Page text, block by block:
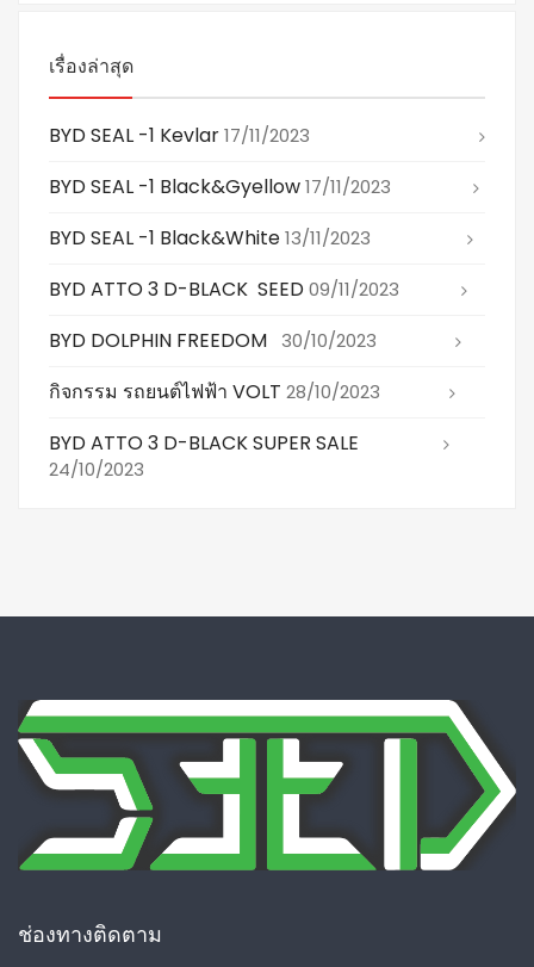
เรื่องล่าสุด
BYD SEAL -1 Kevlar17/11/2023
BYD SEAL -1 Black&gyellow17/11/2023
BYD SEAL -1 Black&white13/11/2023
BYD ATTO 3 D-BLACK SEED09/11/2023
BYD DOLPHIN FREEDOM 30/10/2023
กิจกรรม รถยนต์ไฟฟ้า VOLT 28/10/2023
BYD ATTO 3 D-BLACK SUPER SALE
24/10/2023
ช่องทางติดตาม